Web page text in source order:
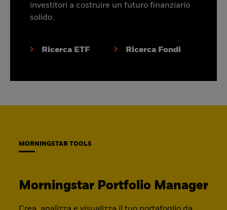
investitori a costruire un futuro finanziario
solido.
Ricerca ETF Ricerca Fondi
MORNINGSTAR TOOLS
Morningstar Portfolio Manager